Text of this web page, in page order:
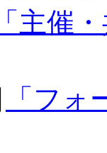
「主催
「フ